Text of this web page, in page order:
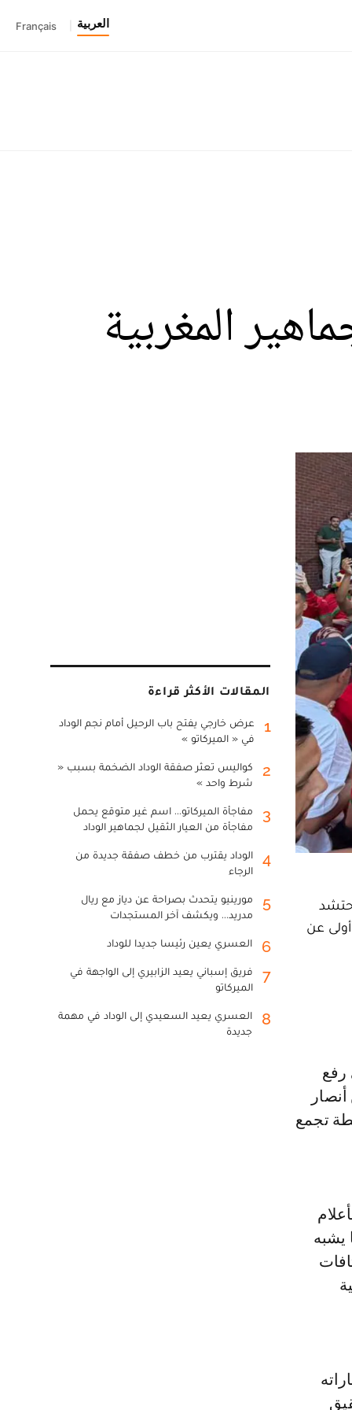
العربية Français
المغربية
واسكتلندا، ضمن الجولة الثانية من دور المجموعات لكأس العالم 2026، احتشد
عن
تجمع
يشبه
البرازيل (1-1) في مباراته
المقالات الأكثر قراءة
1
عرض خارجي يفتح باب الرحيل أمام نجم الوداد
في « الميركاتو »
2
كواليس تعثر صفقة الوداد الضخمة بسبب «
شرط واحد »
3
مفاجأة الميركاتو... اسم غير متوقع يحمل
مفاجأة من العيار الثقيل لجماهير الوداد
4
الوداد يقترب من خطف صفقة جديدة من
الرجاء
5
مورينيو يتحدث بصراحة عن دياز مع ريال
مدريد... ويكشف آخر المستجدات
6 العسري يعين رئيسا جديدا للوداد
7
فريق إسباني يعيد الزابيري إلى الواجهة في
الميركاتو
8
العسري يعيد السعيدي إلى الوداد في مهمة
جديدة